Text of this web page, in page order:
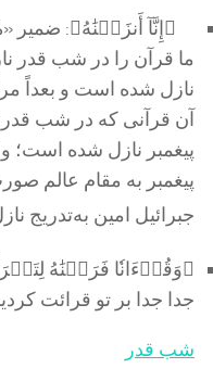
﴿إِنَّآ أَنزَلۡنَٰهُ﴾: ضمیر
ما قرآن را در شب قدر
نازل شده است و بعداً
آن قرآنی که در شب
پیغمبر نازل شده است؛
پیغمبر به مقام عالم
جبرائیل امین به‌تدریج
﴿وَقُرۡءَانٗا فَرَقۡنَٰهُ
جدا جدا بر تو قرائت
شب قدر